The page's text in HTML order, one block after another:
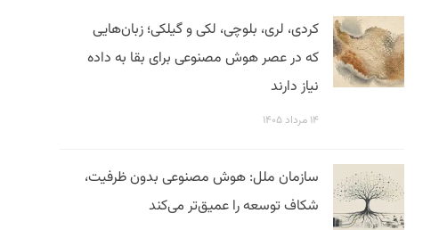
کردی، لری، بلوچی، لکی و گیلکی؛ زبان‌هایی
که در عصر هوش مصنوعی برای بقا به داده
نیاز دارند
۱۴ مرداد ۱۴۰۵
سازمان ملل: هوش مصنوعی بدون ظرفیت،
شکاف توسعه را عمیق‌تر می‌کند